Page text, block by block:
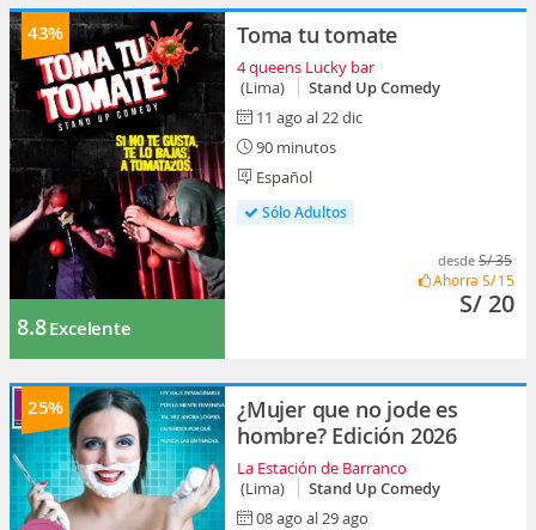
43%
8.8Excelente
Toma tu tomate
4 queens Lucky bar
(Lima)
Stand Up Comedy
11 ago al 22 dic
90 minutos
Español
Sólo Adultos
desde S/ 35
Ahorra S/ 15
S/ 20
25%
¿Mujer que no jode es
hombre? Edición 2026
La Estación de Barranco
(Lima)
Stand Up Comedy
08 ago al 29 ago